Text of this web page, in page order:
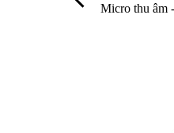
Micro thu âm